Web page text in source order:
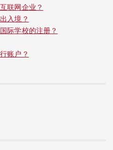
联网企业？
入境？
际学校的注册？
账户？